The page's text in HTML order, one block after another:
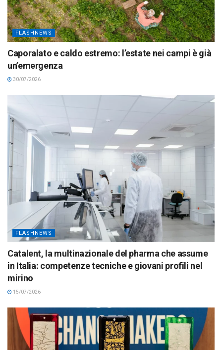
FLASHNEWS
Caporalato e caldo estremo: l’estate nei campi è già
un’emergenza
30/07/2026
FLASHNEWS
Catalent, la multinazionale del pharma che assume
in Italia: competenze tecniche e giovani profili nel
mirino
15/07/2026